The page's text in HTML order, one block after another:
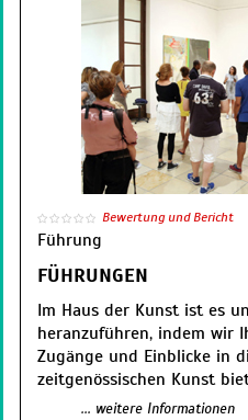
Bewertung und Bericht
Führung
FÜHRUNGEN
Im Haus der Kunst ist es
heranzuführen, indem wir
Zugänge und Einblicke in
zeitgenössischen Kunst
finden öffentliche
... weitere Informationen